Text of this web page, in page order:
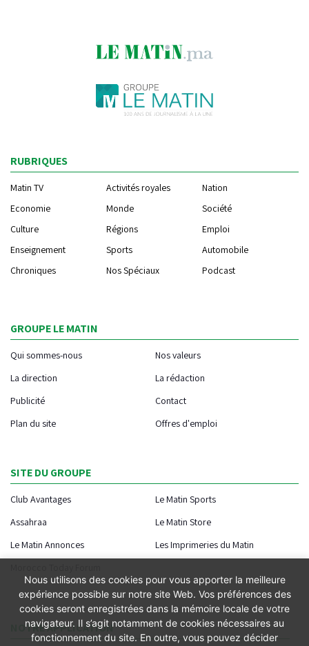
RUBRIQUES
Matin TV Activités royales
Nation
Economie
Monde
Société
Culture
Régions
Emploi
Enseignement
Sports
Automobile
Chroniques
Nos Spéciaux Podcast
GROUPE LE MATIN
Qui sommes-nous
Nos valeurs
La direction
La rédaction
Publicité
Contact
Plan du site
Offres d'emploi
SITE DU GROUPE
Club Avantages
Le Matin Sports
Assahraa
Le Matin Store
Le Matin Annonces
Les Imprimeries du Matin
NOTRE APPLICATION
Nous utilisons des cookies pour vous apporter la meilleure
expérience possible sur notre site Web. Vos préférences des
cookies seront enregistrées dans la mémoire locale de votre
navigateur. Il s’agit notamment de cookies nécessaires au
fonctionnement du site. En outre, vous pouvez décider